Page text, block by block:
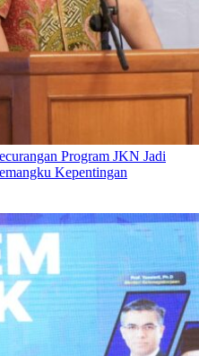
Program JKN Jadi
Kepentingan